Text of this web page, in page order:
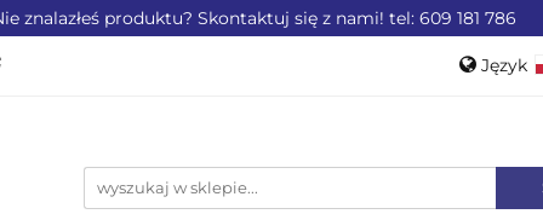
znalazłeś produktu? Skontaktuj się z nami! tel: 609 181 786
Język
OFERTA DLA LOTNICTWA OFERTA